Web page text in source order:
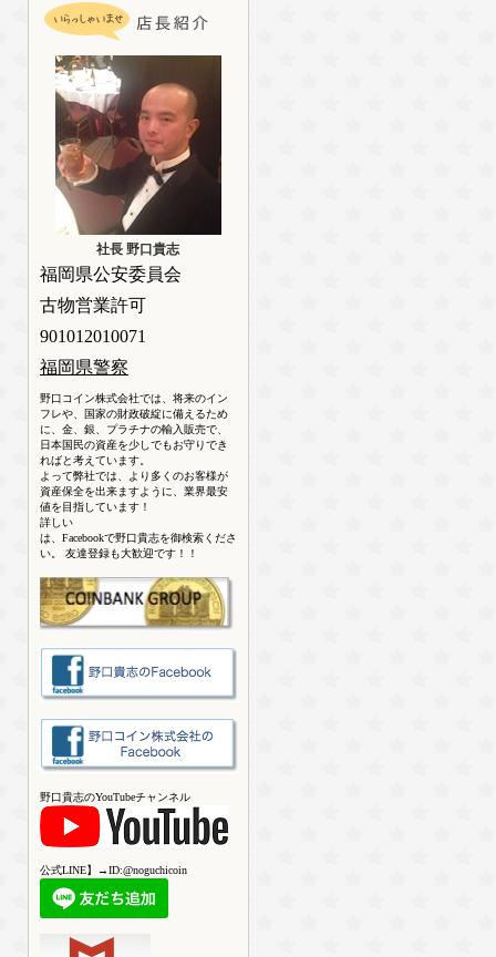
社長 野口貴志
福岡県公安委員会
古物営業許可
901012010071
福岡県警察
野口コイン株式会社では、将来のイン
フレや、国家の財政破綻に備えるため
に、金、銀、プラチナの輸入販売で、
日本国民の資産を少しでもお守りでき
ればと考えています。
よって弊社では、より多くのお客様が
資産保全を出来ますように、業界最安
値を目指しています！
詳しい
は、Facebookで野口貴志を御検索くださ
い。 友達登録も大歓迎です！！
野口貴志のYouTubeチャンネル
公式LINE】→ID:@noguchicoin